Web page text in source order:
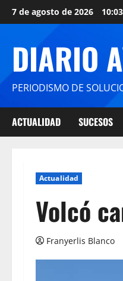
7 de agosto de 2026
DIARIO
PERIODISMO DE
ACTUALIDAD SUCESOS
Actualidad
Volcó
Franyerlis Blanco